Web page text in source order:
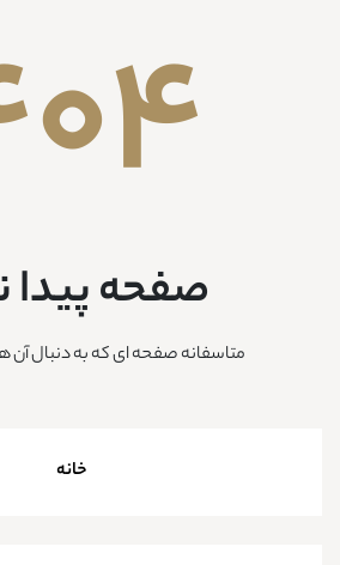
صفحه پیدا
متاسفانه صفحه ای که به دنبال آن
خانه